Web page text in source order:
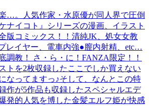
…。人気作家・水原優が同人界で圧倒
ナイコト』シリーズの漫画、イラスト
版コミックス！！清純JK、処女女教
レイヤー、電車内強●膣内射精、etc…
調教！ さ・ら・に！FANZA限定！！
トを2枚収録したここでしか買えない
なってますっ♪そして、なんとこの特
作が5作品も収録したスペシャルエデ
発的人気を博した金髪エルフ姫が快感